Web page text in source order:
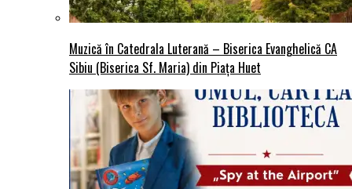
Muzică în Catedrala Luterană – Biserica Evanghelică CA
Sibiu (Biserica Sf. Maria) din Piaţa Huet